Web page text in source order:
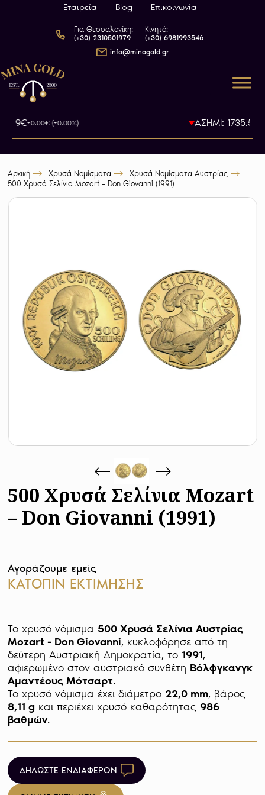
Εταιρεία Blog Επικοινωνία
Για Θεσσαλονίκη:
(+30) 2310501979
Κινητό:
(+30) 6981993546
info@minagold.gr
+0.00€ (+0.00%) ΑΣΗΜΙ: 1735.5€
Αρχική Χρυσά Νομίσματα
Χρυσά Νομίσματα Αυστρίας
500 Χρυσά Σελίνια Mozart – Don Giovanni (1991)
500 Χρυσά Σελίνια Mozart
– Don Giovanni (1991)
Αγοράζουμε εμείς
ΚΑΤΟΠΙΝ ΕΚΤΙΜΗΣΗΣ
Το χρυσό νόμισμα 500 Χρυσά Σελίνια Αυστρίας
Mozart - Don Giovanni, κυκλοφόρησε από τη
δεύτερη Αυστριακή Δημοκρατία, το 1991,
αφιερωμένο στον αυστριακό συνθέτη Βόλφγκανγκ
Αμαντέους Μότσαρτ.
Το χρυσό νόμισμα έχει διάμετρο 22,0 mm
8,11 g και περιέχει χρυσό καθαρότητας 986
βαθμών
ΔΗΛΩΣΤΕ ΕΝΔΙΑΦΕΡΟΝ